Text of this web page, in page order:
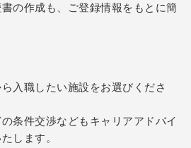
の作成も、ご登録情報をもとに簡
入職したい施設をお選びくださ
条件交渉などもキャリアアドバイ
します。